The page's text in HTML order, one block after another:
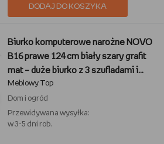
DODAJ DO KOSZYKA
Biurko komputerowe narożne NOVO
B16 prawe 124 cm biały szary grafit
mat – duże biurko z 3 szufladami i
półkami, blat w kształcie L,
laminowane, nowoczesne,
ergonomiczne, idealne do biura i
pokoju młodzieżowego
Meblowy Top
Dom i ogród
Przewidywana wysyłka:
w 3-5 dni rob.